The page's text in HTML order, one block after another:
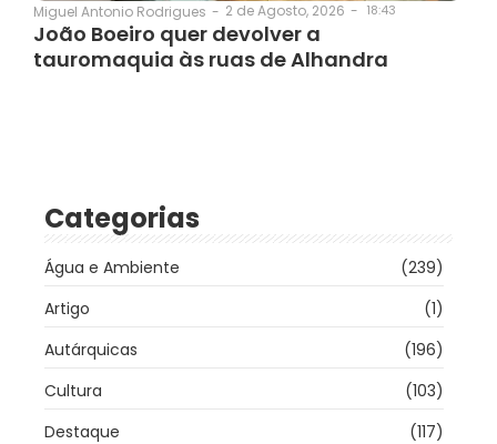
Miguel Antonio Rodrigues - 2 de Agosto, 2026 - 18:43
João Boeiro quer devolver a
tauromaquia às ruas de Alhandra
Categorias
Água e Ambiente
(239)
Artigo
(1)
Autárquicas
(196)
Cultura
(103)
Destaque
(117)